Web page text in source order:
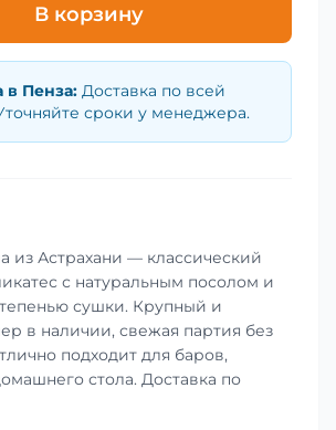
В корзину
в Пенза: Доставка по всей
сроки у менеджера.
из Астрахани — классический
с натуральным посолом и
сушки. Крупный и
в наличии, свежая партия без
подходит для баров,
стола. Доставка по